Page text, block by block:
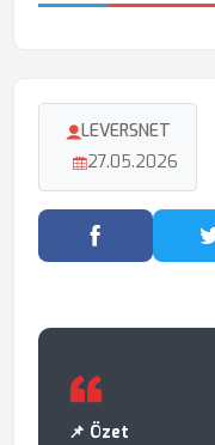
LEVERSNET
27.05.2026
📌 Özet